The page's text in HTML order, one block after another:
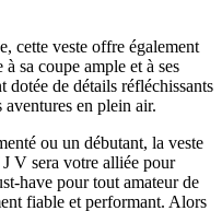
cette veste offre également
sa coupe ample et à ses
dotée de détails réfléchissants
en plein air.
ou un débutant, la veste
V sera votre alliée pour
have pour tout amateur de
fiable et performant. Alors